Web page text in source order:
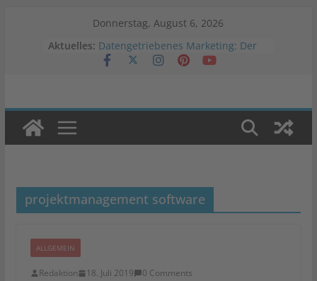
Donnerstag, August 6, 2026
Aktuelles: Datengetriebenes Marketing: Der
Schlüssel zum Erfolg
Veränderung der Werbestrategien
Was ist Programmatic Advertising?
projektmanagement software
ALLGEMEIN
Redaktion 18. Juli 2019
0 Comments